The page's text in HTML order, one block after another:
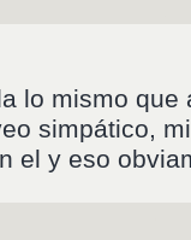
lo mismo que
simpático,
el y eso